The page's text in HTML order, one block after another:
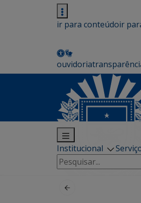
ir para conteúdoir
ouvidoria
Institucional
Pesquisar
por: